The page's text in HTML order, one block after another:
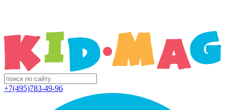
+7(495)783-49-96